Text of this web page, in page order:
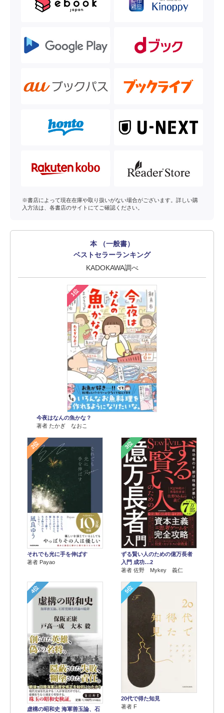
※書店によって現在在庫や取り扱いがない場合がございます。詳しい購
入方法は、各書店のサイトにてご確認ください。
本 （一般書）
ベストセラーランキング
KADOKAWA調べ
1位
今夜はなんの魚かな？
著者 たかぎ なおこ
2位
それでも光に手を伸ばす
著者 Payao
3位
ずる賢い人のための億万長者
入門 成功…2
著者 佐野 Mykey 義仁
4位
虚構の昭和史 海軍善玉論、石
5位
20代で得た知見
著者 F